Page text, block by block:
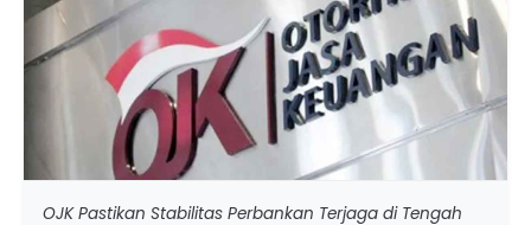
OJK Pastikan Stabilitas Perbankan Terjaga di Tengah